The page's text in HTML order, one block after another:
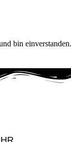
bin einverstanden.